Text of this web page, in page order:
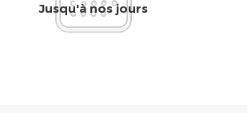
Jusqu'à nos jours